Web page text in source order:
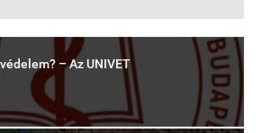
– Az UNIVET